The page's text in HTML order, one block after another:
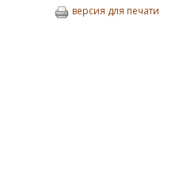
версия для печати